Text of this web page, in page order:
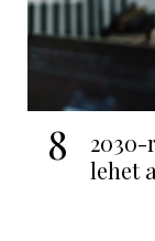
8
2030-
lehet